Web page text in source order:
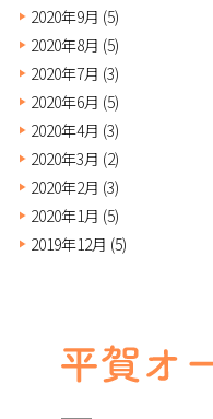
2020年9月 (5)
2020年8月 (5)
2020年7月 (3)
2020年6月 (5)
2020年4月 (3)
2020年3月 (2)
2020年2月 (3)
2020年1月 (5)
2019年12月 (5)